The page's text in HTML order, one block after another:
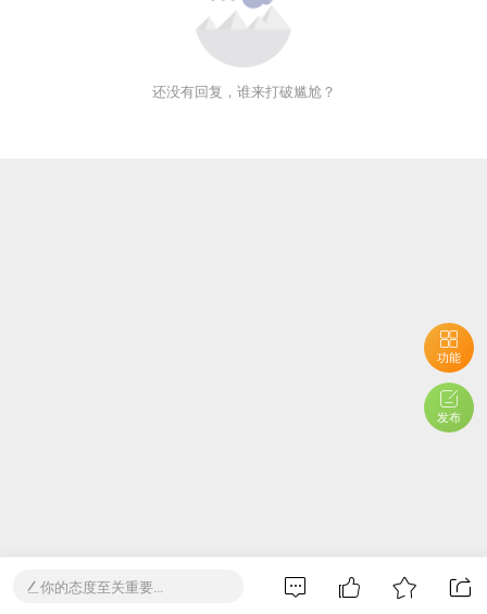
功能
发布
还没有回复，谁来打破尴尬？
你的态度至关重要...